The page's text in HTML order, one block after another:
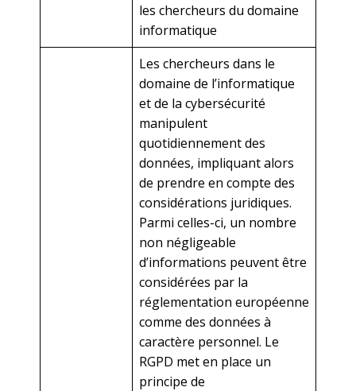
les chercheurs du domaine
informatique
Les chercheurs dans le
domaine de l’informatique
et de la cybersécurité
manipulent
quotidiennement des
données, impliquant alors
de prendre en compte des
considérations juridiques.
Parmi celles-ci, un nombre
non négligeable
d’informations peuvent être
considérées par la
réglementation européenne
comme des données à
caractère personnel. Le
RGPD met en place un
principe de